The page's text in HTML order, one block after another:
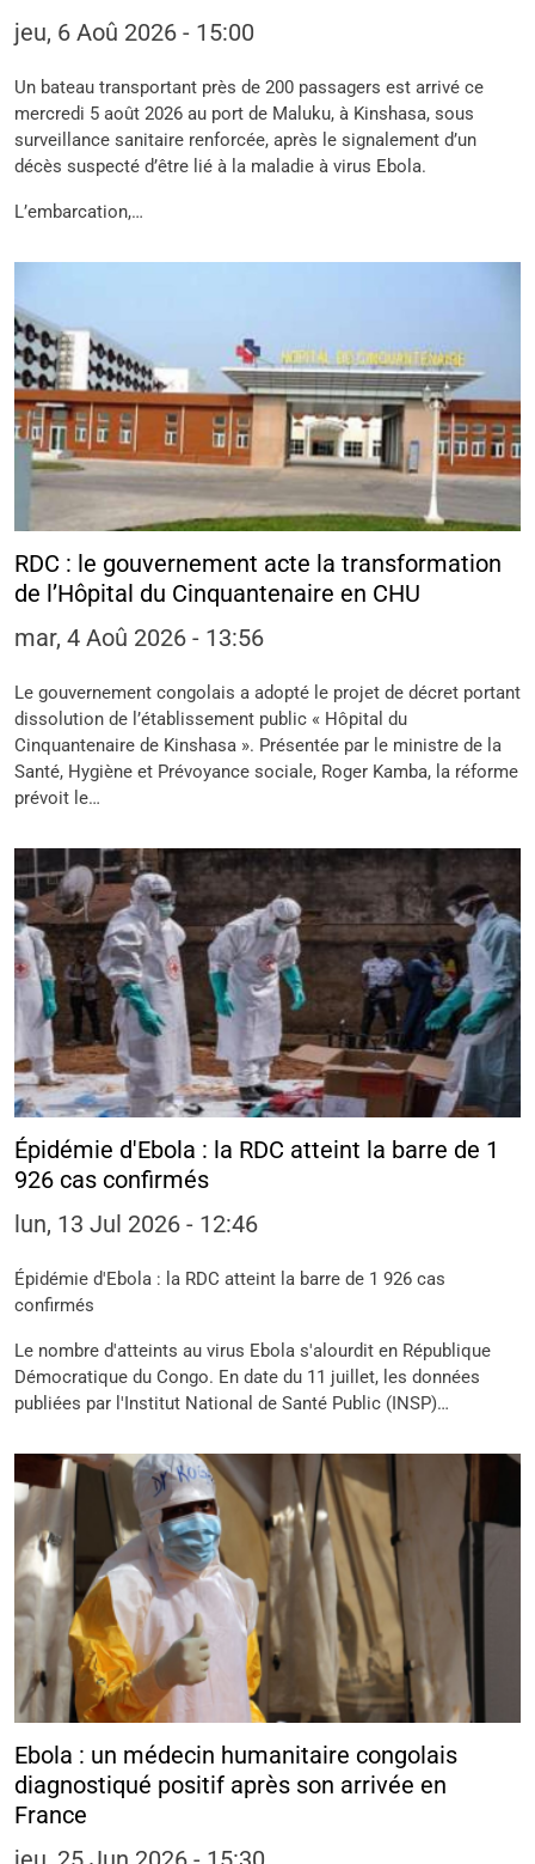
jeu, 6 Aoû 2026 - 15:00
Un bateau transportant près de 200 passagers est arrivé ce
mercredi 5 août 2026 au port de Maluku, à Kinshasa, sous
surveillance sanitaire renforcée, après le signalement d’un
décès suspecté d’être lié à la maladie à virus Ebola.
L’embarcation,…
RDC : le gouvernement acte la transformation
de l’Hôpital du Cinquantenaire en CHU
mar, 4 Aoû 2026 - 13:56
Le gouvernement congolais a adopté le projet de décret portant
dissolution de l’établissement public « Hôpital du
Cinquantenaire de Kinshasa ». Présentée par le ministre de la
Santé, Hygiène et Prévoyance sociale, Roger Kamba, la réforme
prévoit le…
Épidémie d'Ebola : la RDC atteint la barre de 1
926 cas confirmés
lun, 13 Jul 2026 - 12:46
Épidémie d'Ebola : la RDC atteint la barre de 1 926 cas
confirmés
Le nombre d'atteints au virus Ebola s'alourdit en République
Démocratique du Congo. En date du 11 juillet, les données
publiées par l'Institut National de Santé Public (INSP)…
Ebola : un médecin humanitaire congolais
diagnostiqué positif après son arrivée en
France